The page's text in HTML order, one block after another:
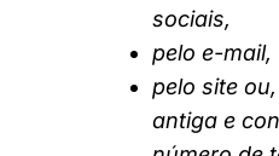
sociais,
pelo e-mail,
pelo site
antiga e